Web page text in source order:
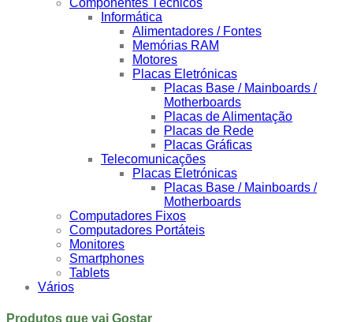
Componentes Técnicos
Informática
Alimentadores / Fontes
Memórias RAM
Motores
Placas Eletrónicas
Placas Base / Mainboards /
Motherboards
Placas de Alimentação
Placas de Rede
Placas Gráficas
Telecomunicações
Placas Eletrónicas
Placas Base / Mainboards /
Motherboards
Computadores Fixos
Computadores Portáteis
Monitores
Smartphones
Tablets
Vários
Produtos que vai Gostar